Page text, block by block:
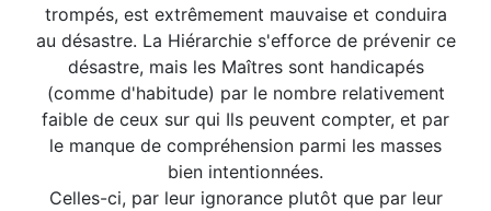
trompés, est extrêmement mauvaise et conduira
au désastre. La Hiérarchie s'efforce de prévenir ce
désastre, mais les Maîtres sont handicapés
(comme d'habitude) par le nombre relativement
faible de ceux sur qui Ils peuvent compter, et par
le manque de compréhension parmi les masses
bien intentionnées.
Celles-ci, par leur ignorance plutôt que par leur